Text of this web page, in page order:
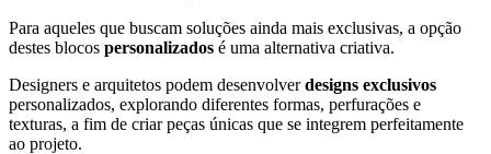
Para aqueles que buscam soluções ainda mais exclusivas, a opção
destes blocos personalizados é uma alternativa criativa.
Designers e arquitetos podem desenvolverdesigns exclusivos
personalizados, explorando diferentes formas, perfurações e
texturas, a fim de criar peças únicas que se integrem perfeitamente
ao projeto.